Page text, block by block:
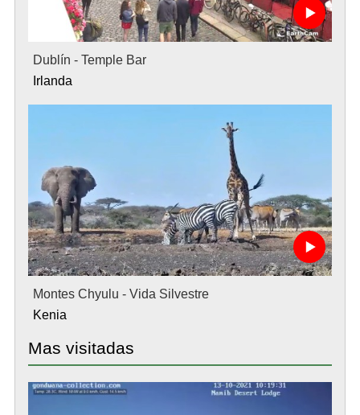
Dublín - Temple Bar
Irlanda
Montes Chyulu - Vida Silvestre
Kenia
Mas visitadas